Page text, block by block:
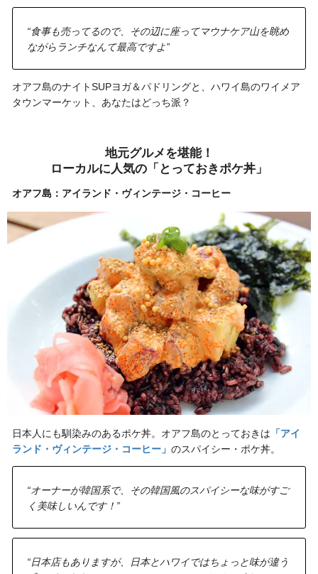
“食事も売ってるので、その辺に座ってマウナケア山を眺め
ながらランチなんて最高ですよ”
オアフ島のナイトSUPヨガ＆パドリングと、ハワイ島のワイメア
タウンマーケット、あなたはどっち派？
地元グルメを堪能！
ローカルに人気の「とっておきポケ丼」
オアフ島：アイランド・ヴィンテージ・コーヒー
日本人にも馴染みのあるポケ丼。オアフ島のとっておきは 「アイ
ランド・ヴィンテージ・コーヒー」 のスパイシー・ポケ丼。
“オーナーが韓国系で、その韓国風のスパイシーな味がすご
く美味しいんです！”
“日本店もありますが、日本とハワイではちょっと味が違う